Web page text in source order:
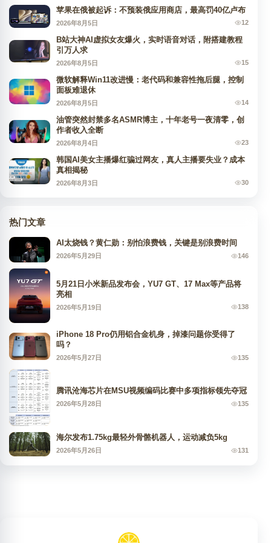
苹果在俄被起诉：不预装俄应用商店，最高罚40亿卢布
2026年8月5日 12
B站大神AI虚拟女友爆火，实时语音对话，附搭建教程
引万人求
2026年8月5日 15
微软解释Win11改进慢：老代码和兼容性拖后腿，控制
面板难退休
2026年8月5日 14
油管突然封禁多名ASMR博主，十年老号一夜清零，创
作者收入全断
2026年8月4日 23
韩国AI美女主播爆红骗过网友，真人主播要失业？成本
真相揭秘
2026年8月3日 30
热门文章
AI太烧钱？黄仁勋：别怕浪费钱，关键是别浪费时间
2026年5月29日 146
5月21日小米新品发布会，YU7 GT、17 Max等产品将
亮相
2026年5月19日 138
iPhone 18 Pro仍用铝合金机身，掉漆问题你受得了
吗？
2026年5月27日 135
腾讯沧海芯片在MSU视频编码比赛中多项指标领先夺冠
2026年5月28日 135
海尔发布1.75kg最轻外骨骼机器人，运动减负5kg
2026年5月26日 131